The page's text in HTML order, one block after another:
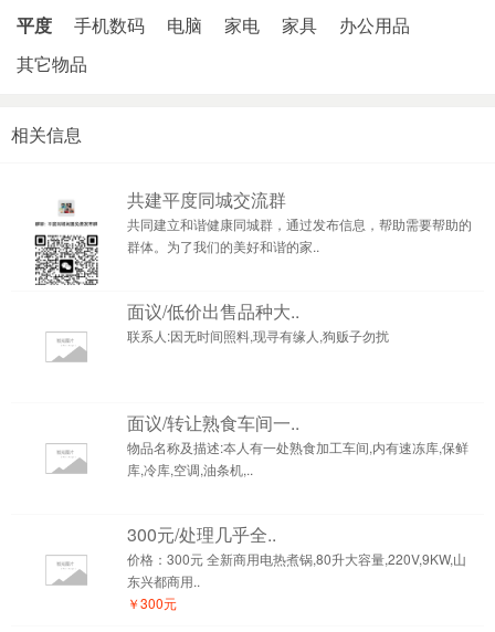
平度 手机数码 电脑 家电 家具
办公用品
其它物品
相关信息
共建平度同城交流群
共同建立和谐健康同城群，通过发布信息，帮助需要帮助的
群体。为了我们的美好和谐的家..
面议/低价出售品种大..
联系人:因无时间照料,现寻有缘人,狗贩子勿扰
面议/转让熟食车间一..
物品名称及描述:夲人有一处熟食加工车间,内有速冻库,保鲜
库,冷库,空调,油条机,..
300元/处理几乎全..
价格：300元 全新商用电热煮锅,80升大容量,220V,9KW,山
东兴都商用..
￥300元